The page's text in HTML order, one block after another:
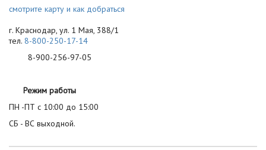
смотрите карту и как добраться
г. Краснодар, ул. 1 Мая, 388/1
тел. 8-800-250-17-14
8-900-256-97-05
Режим работы
ПН -ПТ с 10:00 до 15:00
СБ - ВС выходной.